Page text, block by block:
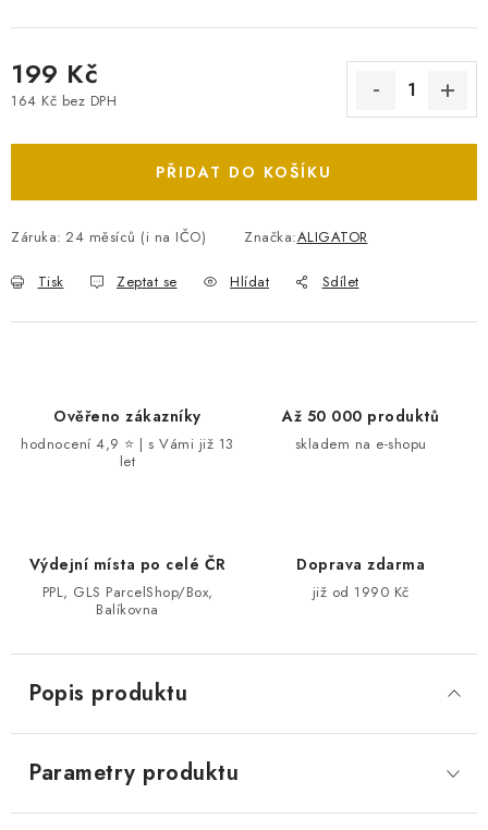
199 Kč
164 Kč bez DPH
PŘIDAT DO KOŠÍKU
Záruka: 24 měsíců (i na IČO) Značka:ALIGATOR
Tisk Zeptat se Hlídat Sdílet
Ověřeno zákazníky
hodnocení 4,9 ⭐ | s Vámi již 13
let
Až 50 000 produktů
skladem na e-shopu
Výdejní místa po celé ČR
PPL, GLS ParcelShop/Box,
Balíkovna
Doprava zdarma
již od 1990 Kč
Popis produktu
Parametry produktu